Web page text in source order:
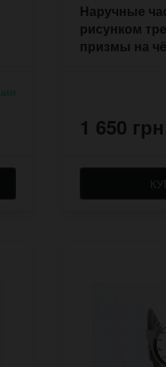
Наручные
рисунком
призмы на
1 650